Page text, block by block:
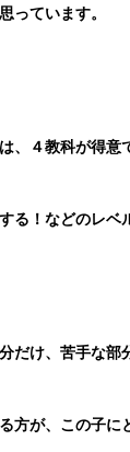
っています。
、４教科が得意
る！などのレベ
だけ、苦手な部
方が、この子に